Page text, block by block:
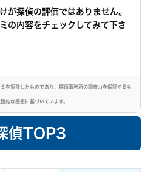
が探偵の評価ではありません。
の内容をチェックしてみて下さ
を集計したものであり、探偵事務所の調査力を保証するも
的な感想に基づいています。
偵TOP3